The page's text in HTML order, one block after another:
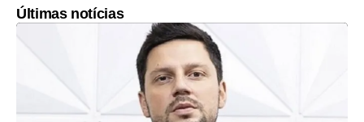
Últimas notícias